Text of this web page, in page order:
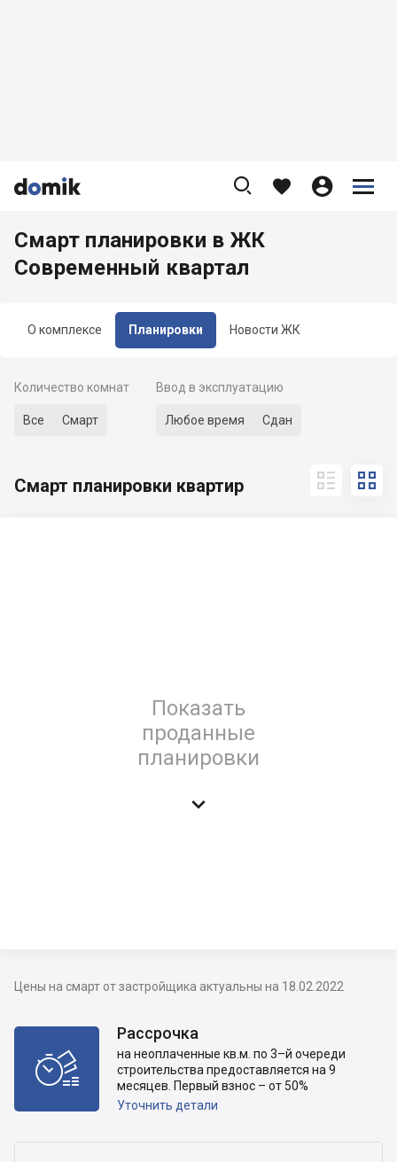


    


О комплексе Планировки Новости ЖК
Смарт планировки в ЖК
Современный квартал
Количество комнат
Все Смарт
Ввод в эксплуатацию
Любое время Сдан
Смарт планировки квартир  
Показать
проданные
планировки

Цены на смарт от застройщика актуальны на 18.02.2022

Рассрочка
на неоплаченные кв.м. по 3–й очереди
строительства предоставляется на 9
месяцев. Первый взнос – от 50%
Уточнить детали